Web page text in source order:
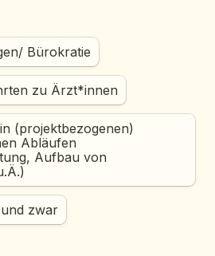
Bürokratie
zu Ärzt*innen
(projektbezogenen)
Abläufen
Aufbau von
zwar